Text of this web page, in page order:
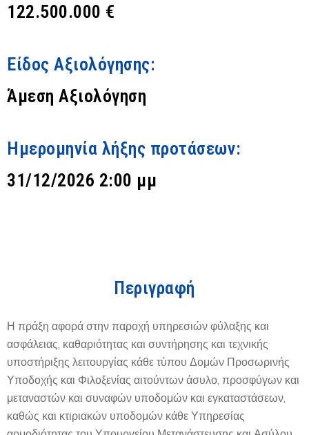
122.500.000 €
Είδος Αξιολόγησης:
Άμεση Αξιολόγηση
Ημερομηνία λήξης προτάσεων:
31/12/2026 2:00 μμ
Περιγραφή
Η πράξη αφορά στην παροχή υπηρεσιών φύλαξης και
ασφάλειας, καθαριότητας και συντήρησης και τεχνικής
υποστήριξης λειτουργίας κάθε τύπου Δομών Προσωρινής
Υποδοχής και Φιλοξενίας αιτούντων άσυλο, προσφύγων και
μεταναστών και συναφών υποδομών και εγκαταστάσεων,
καθώς και κτιριακών υποδομών κάθε Υπηρεσίας